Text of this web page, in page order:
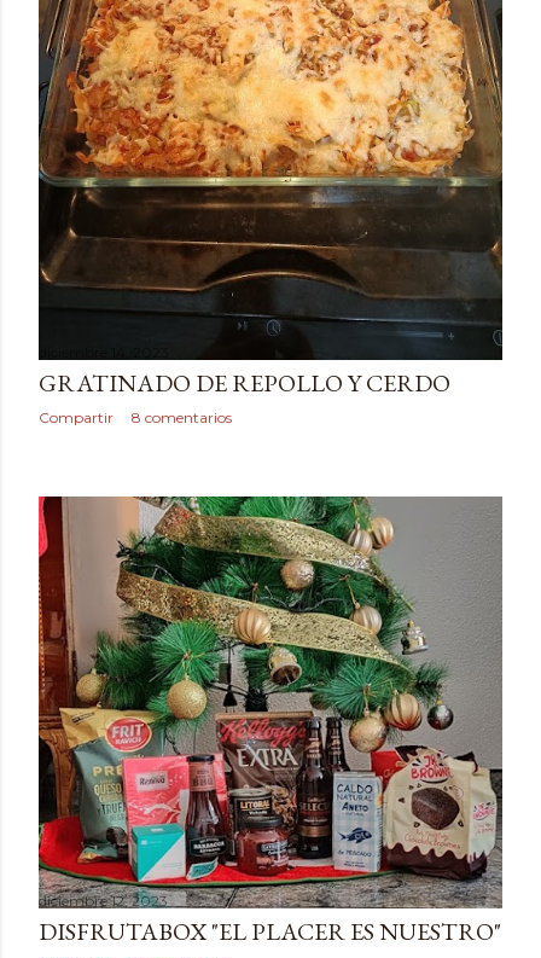
GRATINADO DE REPOLLO Y CERDO
Compartir 8 comentarios
diciembre 12, 2023
DISFRUTABOX "EL PLACER ES NUESTRO"